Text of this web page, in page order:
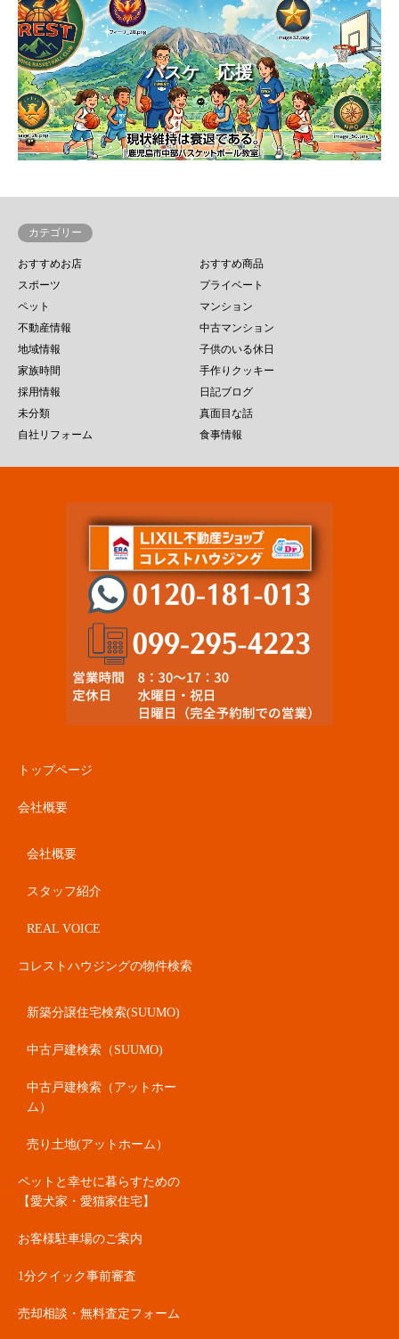
バスケ 応援
カテゴリー
おすすめお店
おすすめ商品
スポーツ
プライベート
ペット
マンション
不動産情報
中古マンション
地域情報
子供のいる休日
家族時間
手作りクッキー
採用情報
日記ブログ
未分類
真面目な話
自社リフォーム
食事情報
トップページ
会社概要
会社概要
スタッフ紹介
REAL VOICE
コレストハウジングの物件検索
新築分譲住宅検索(SUUMO)
中古戸建検索（SUUMO)
中古戸建検索（アットホー
ム）
売り土地(アットホーム）
ペットと幸せに暮らすための
【愛犬家・愛猫家住宅】
お客様駐車場のご案内
1分クイック事前審査
売却相談・無料査定フォーム